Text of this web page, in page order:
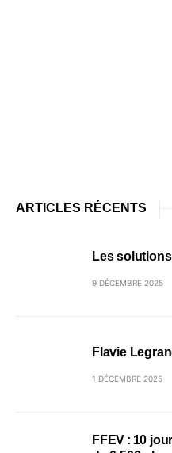
ARTICLES RÉCENTS
Les
9 DÉCEMBRE 2025
Flavie
1 DÉCEMBRE 2025
FFEV : 10